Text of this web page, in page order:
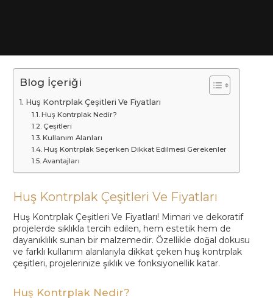
Blog İçeriği
Huş Kontrplak Çeşitleri Ve Fiyatları
Huş Kontrplak Nedir?
Çeşitleri
Kullanım Alanları
Huş Kontrplak Seçerken Dikkat Edilmesi Gerekenler
Avantajları
Huş Kontrplak Çeşitleri Ve Fiyatları
Huş Kontrplak Çeşitleri Ve Fiyatları! Mimari ve dekoratif
projelerde sıklıkla tercih edilen, hem estetik hem de
dayanıklılık sunan bir malzemedir. Özellikle doğal dokusu
ve farklı kullanım alanlarıyla dikkat çeken huş kontrplak
çeşitleri, projelerinize şıklık ve fonksiyonellik katar.
Huş Kontrplak Nedir?